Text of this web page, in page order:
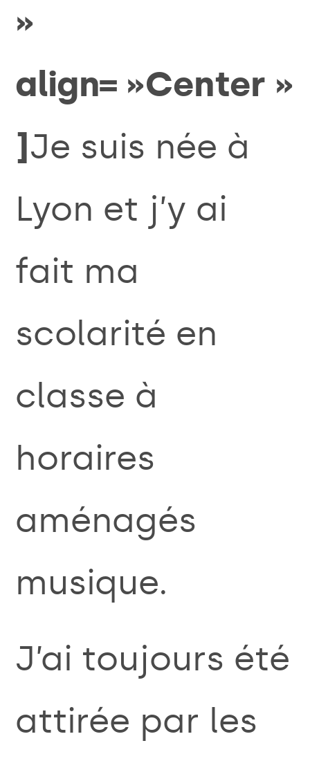
»
align= »Center »
]Je suis née à
Lyon et j’y ai
fait ma
scolarité en
classe à
horaires
aménagés
musique.
J’ai toujours été
attirée par les